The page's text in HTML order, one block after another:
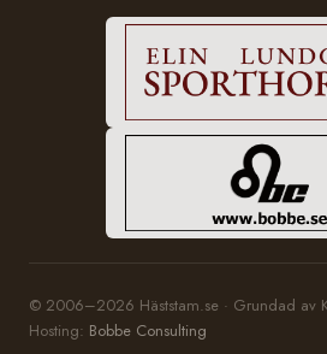
© 2006–2026 Häststam.se · Grundad av
Hosting: Bobbe Consulting